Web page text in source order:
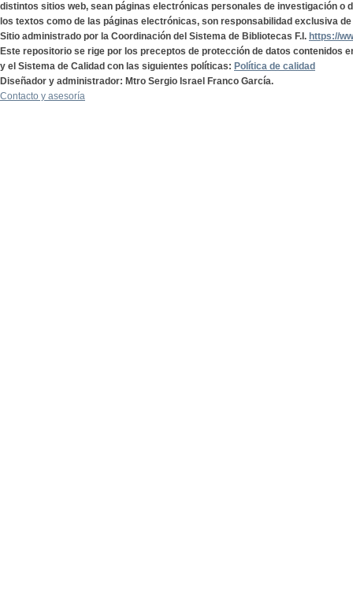
distintos sitios web, sean páginas electrónicas personales de investigación o
los textos como de las páginas electrónicas, son responsabilidad exclusiva
Sitio administrado por la Coordinación del Sistema de Bibliotecas F.I. https://
Este repositorio se rige por los preceptos de protección de datos contenidos
y el Sistema de Calidad con las siguientes políticas: Política de calidad
Diseñador y administrador: Mtro Sergio Israel Franco García.
Contacto y asesoría